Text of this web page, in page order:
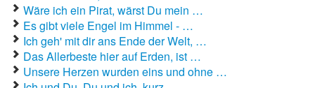
Partnerschaft / Beziehung
erstes Date
Traumfrau / Traummann finden
Wäre ich ein Pirat, wärst Du mein …
Es gibt viele Engel im Himmel - …
Ich geh' mit dir ans Ende der Welt, …
Das Allerbeste hier auf Erden, ist …
Unsere Herzen wurden eins und ohne …